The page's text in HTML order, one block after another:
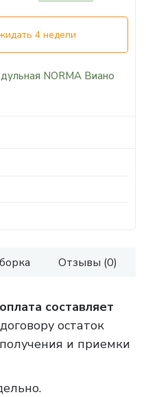
4 недели
NORMA Виано
Отзывы (0)
составляет
остаток
и приемки